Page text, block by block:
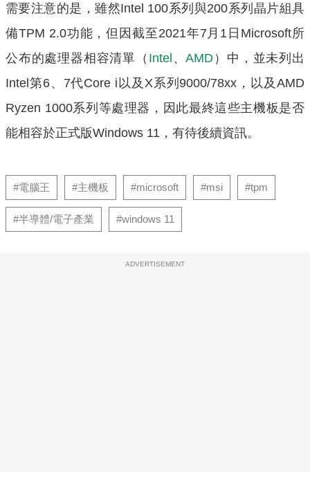
需要注意的是，雖然Intel 100系列與200系列晶片組具
備TPM 2.0功能，但因截至2021年7月1日Microsoft所
公布的處理器相容清單（ Intel 、AMD ）中，並未列出
Intel第6、7代Core i以及X系列9000/78xx，以及AMD
Ryzen 1000系列等處理器，因此最終這些主機板是否
能相容於正式版Windows 11，有待後續資訊。
#電腦王 #主機板 #microsoft #msi #tpm
#半導體/電子產業 #windows 11
ADVERTISEMENT